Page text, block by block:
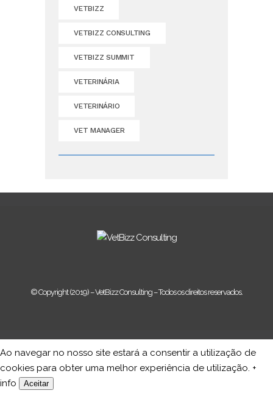
VETBIZZ
VETBIZZ CONSULTING
VETBIZZ SUMMIT
VETERINÁRIA
VETERINÁRIO
VET MANAGER
© Copyright (2019) – VetBizz Consulting – Todos os direitos reservados.
Ao navegar no nosso site estará a consentir a utilização de
cookies para obter uma melhor experiência de utilização. +
info
Aceitar